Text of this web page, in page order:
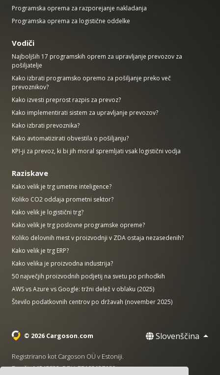
Programska oprema za razporejanje nakladanja
Programska oprema za logistične oddelke
Vodiči
Najboljših 17 programskih oprem za upravljanje prevozov za
pošiljatelje
Kako izbrati programsko opremo za pošiljanje preko več
prevoznikov?
Kako izvesti preprost razpis za prevoz?
Kako implementirati sistem za upravljanje prevozov?
Kako izbrati prevoznika?
Kako avtomatizirati obvestila o pošiljanju?
KPI-ji za prevoz, ki bi jih moral spremljati vsak logistični vodja
Raziskave
Kako velik je trg umetne inteligence?
Koliko CO2 oddaja prometni sektor?
Kako velik je logistični trg?
Kako velik je trg poslovne programske opreme?
Koliko delovnih mest v proizvodnji v ZDA ostaja nezasedenih?
Kako velik je trg ERP?
Kako velika je proizvodna industrija?
50 največjih proizvodnih podjetij na svetu po prihodkih
AWS vs Azure vs Google: tržni delež v oblaku (2025)
Število podatkovnih centrov po državah (november 2025)
© 2026 Cargoson.com Slovenščina
Registrirano kot Cargoson OÜ v Estoniji.
Reg št: 14545832. DDV: EE102137680.